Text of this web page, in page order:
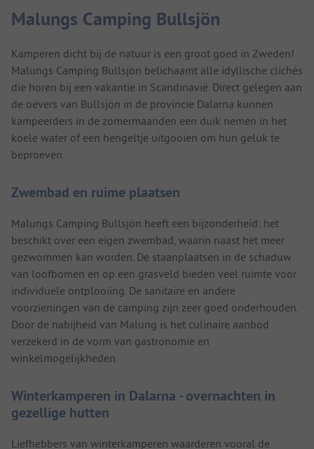
Malungs Camping Bullsjön
Kamperen dicht bij de natuur is een groot goed in Zweden!
Malungs Camping Bullsjön belichaamt alle idyllische clichés
die horen bij een vakantie in Scandinavië. Direct gelegen aan
de oevers van Bullsjön in de provincie Dalarna kunnen
kampeerders in de zomermaanden een duik nemen in het
koele water of een hengeltje uitgooien om hun geluk te
beproeven.
Zwembad en ruime plaatsen
Malungs Camping Bullsjön heeft een bijzonderheid: het
beschikt over een eigen zwembad, waarin naast het meer
gezwommen kan worden. De staanplaatsen in de schaduw
van loofbomen en op een grasveld bieden veel ruimte voor
individuele ontplooiing. De sanitaire en andere
voorzieningen van de camping zijn zeer goed onderhouden.
Door de nabijheid van Malung is het culinaire aanbod
verzekerd in de vorm van gastronomie en
winkelmogelijkheden.
Winterkamperen in Dalarna - overnachten in
gezellige hutten
Liefhebbers van winterkamperen waarderen vooral de